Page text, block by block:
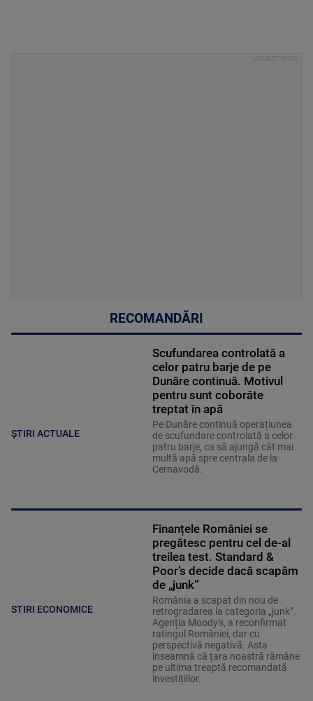
RECOMANDĂRI
ȘTIRI ACTUALE
Scufundarea controlată a
celor patru barje de pe
Dunăre continuă. Motivul
pentru sunt coborâte
treptat în apă
Pe Dunăre continuă operațiunea
de scufundare controlată a celor
patru barje, ca să ajungă cât mai
multă apă spre centrala de la
Cernavodă.
STIRI ECONOMICE
Finanțele României se
pregătesc pentru cel de-al
treilea test. Standard &
Poor’s decide dacă scapăm
de „junk”
România a scapat din nou de
retrogradarea la categoria „junk”.
Agenția Moody's, a reconfirmat
ratingul României, dar cu
perspectivă negativă. Asta
înseamnă că țara noastră rămâne
pe ultima treaptă recomandată
investițiilor.